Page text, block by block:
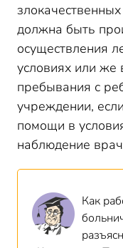
должна быть
осуществления
условиях или же
пребывания с
учреждении,
помощи в
наблюдение
Как